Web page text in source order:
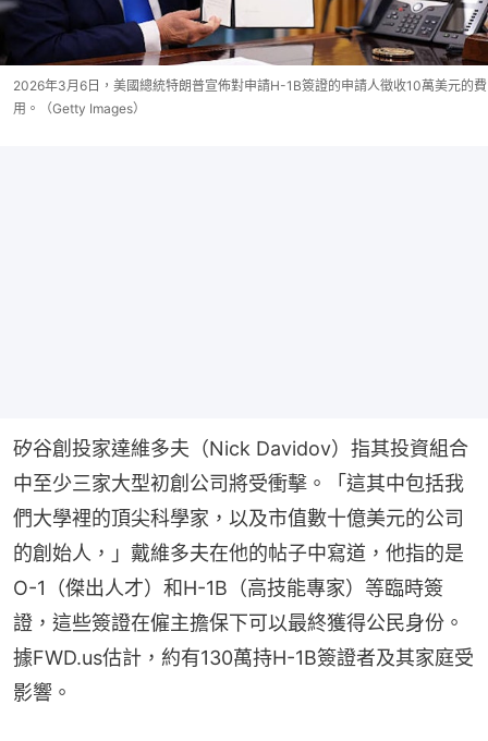
2026年3月6日，美國總統特朗普宣佈對申請H-1B簽證的申請人徵收10萬美元的費
用。（Getty Images）
矽谷創投家達維多夫（Nick Davidov）指其投資組合
中至少三家大型初創公司將受衝擊。「這其中包括我
們大學裡的頂尖科學家，以及市值數十億美元的公司
的創始人，」戴維多夫在他的帖子中寫道，他指的是
O-1（傑出人才）和H-1B（高技能專家）等臨時簽
證，這些簽證在僱主擔保下可以最終獲得公民身份。
據FWD.us估計，約有130萬持H-1B簽證者及其家庭受
影響。